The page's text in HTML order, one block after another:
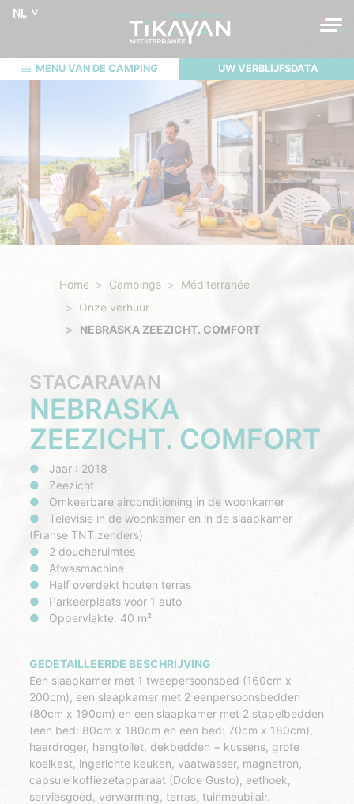
NL
MENU VAN DE CAMPING UW VERBLIJFSDATA
Home Campings
Méditerranée
Onze verhuur
NEBRASKA ZEEZICHT. COMFORT
STACARAVAN
NEBRASKA
ZEEZICHT. COMFORT
Jaar : 2018
Zeezicht
Omkeerbare airconditioning in de woonkamer
Televisie in de woonkamer en in de slaapkamer
(Franse TNT zenders)
2 doucheruimtes
Afwasmachine
Half overdekt houten terras
Parkeerplaats voor 1 auto
Oppervlakte: 40 m²
GEDETAILLEERDE BESCHRIJVING:
Een slaapkamer met 1 tweepersoonsbed (160cm x
200cm), een slaapkamer met 2 eenpersoonsbedden
(80cm x 190cm) en een slaapkamer met 2 stapelbedden
(een bed: 80cm x 180cm en een bed: 70cm x 180cm),
haardroger, hangtoilet, dekbedden + kussens, grote
koelkast, ingerichte keuken, vaatwasser, magnetron,
capsule koffiezetapparaat (Dolce Gusto), eethoek,
serviesgoed, verwarming, terras, tuinmeubilair.